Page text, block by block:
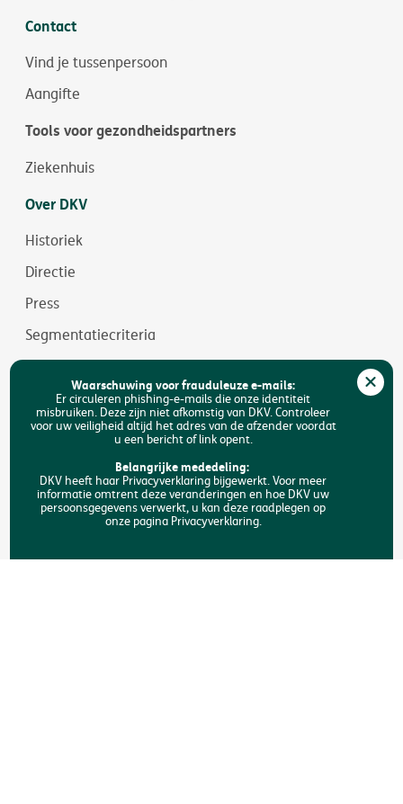
Contact
Vind je tussenpersoon
Aangifte
Tools voor gezondheidspartners
Ziekenhuis
Over DKV
Historiek
Directie
Press
Segmentatiecriteria
Jobs
Duurzaamheid
Toegankelijkheid
Zoeken
Waarschuwing voor frauduleuze e-mails:
Er circuleren phishing-e-mails die onze identiteit
misbruiken. Deze zijn niet afkomstig van DKV. Controleer
voor uw veiligheid altijd het adres van de afzender voordat
u een bericht of link opent.
Belangrijke mededeling:
DKV heeft haar Privacyverklaring bijgewerkt. Voor meer
informatie omtrent deze veranderingen en hoe DKV uw
persoonsgegevens verwerkt, u kan deze raadplegen op
onze pagina Privacyverklaring.